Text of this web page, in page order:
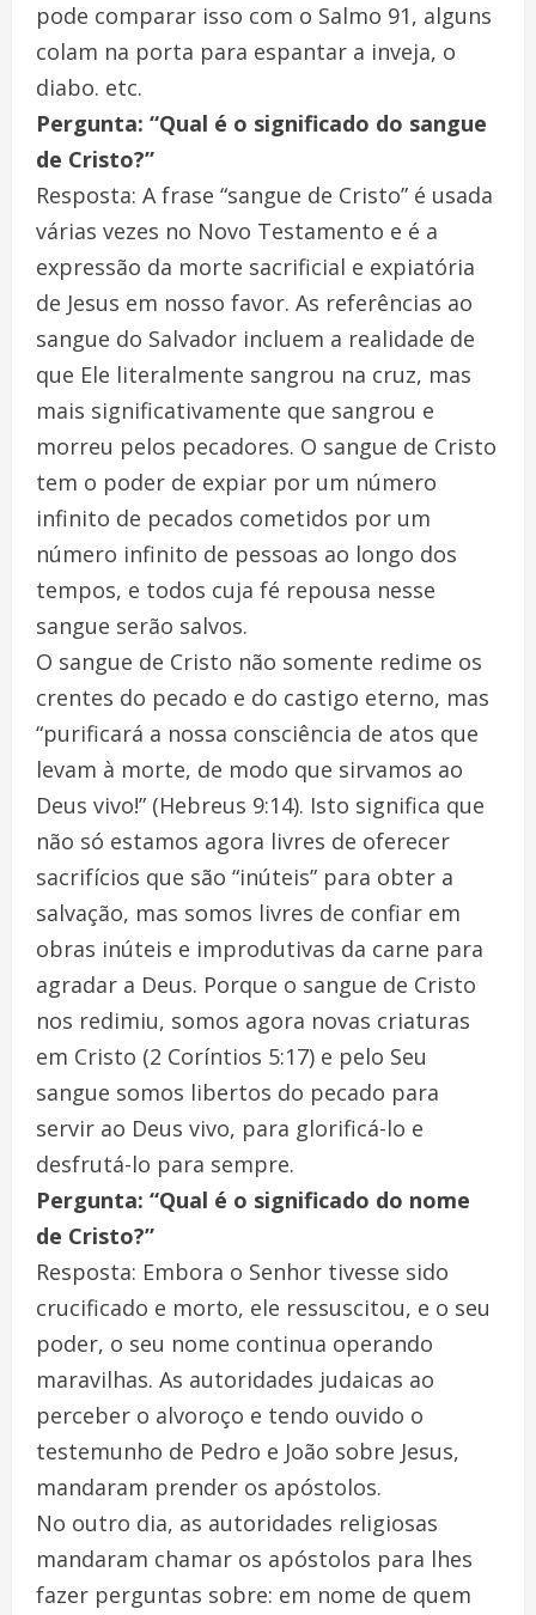
pode comparar isso com o Salmo 91, alguns
colam na porta para espantar a inveja, o
diabo. etc.
Pergunta: “Qual é o significado do sangue
de Cristo?”
Resposta: A frase “sangue de Cristo” é usada
várias vezes no Novo Testamento e é a
expressão da morte sacrificial e expiatória
de Jesus em nosso favor. As referências ao
sangue do Salvador incluem a realidade de
que Ele literalmente sangrou na cruz, mas
mais significativamente que sangrou e
morreu pelos pecadores. O sangue de Cristo
tem o poder de expiar por um número
infinito de pecados cometidos por um
número infinito de pessoas ao longo dos
tempos, e todos cuja fé repousa nesse
sangue serão salvos.
O sangue de Cristo não somente redime os
crentes do pecado e do castigo eterno, mas
“purificará a nossa consciência de atos que
levam à morte, de modo que sirvamos ao
Deus vivo!” (Hebreus 9:14). Isto significa que
não só estamos agora livres de oferecer
sacrifícios que são “inúteis” para obter a
salvação, mas somos livres de confiar em
obras inúteis e improdutivas da carne para
agradar a Deus. Porque o sangue de Cristo
nos redimiu, somos agora novas criaturas
em Cristo (2 Coríntios 5:17) e pelo Seu
sangue somos libertos do pecado para
servir ao Deus vivo, para glorificá-lo e
desfrutá-lo para sempre.
Pergunta: “Qual é o significado do nome
de Cristo?”
Resposta: Embora o Senhor tivesse sido
crucificado e morto, ele ressuscitou, e o seu
poder, o seu nome continua operando
maravilhas. As autoridades judaicas ao
perceber o alvoroço e tendo ouvido o
testemunho de Pedro e João sobre Jesus,
mandaram prender os apóstolos.
No outro dia, as autoridades religiosas
mandaram chamar os apóstolos para lhes
fazer perguntas sobre: em nome de quem